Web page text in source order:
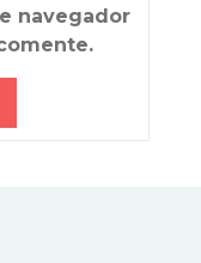
navegador